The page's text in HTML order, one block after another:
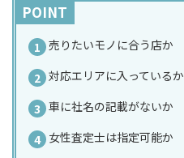
POINT
売りたいモノに合う店か
対応エリアに入っているか
車に社名の記載がないか
女性査定士は指定可能か